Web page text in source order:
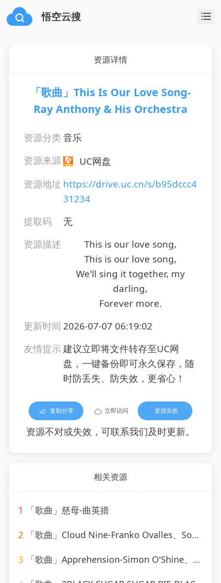
悟空云搜
资源详情
「歌曲」This Is Our Love Song-
Ray Anthony & His Orchestra
资源分类音乐
资源来源
UC网盘
资源地址 https://drive.uc.cn/s/b95dccc4
31234
提取码
无
资源描述
This is our love song,
This is our love song,
We'll sing it together, my
darling,
Forever more.
更新时间 2026-07-07 06:19:02
友情提示建议立即将文件转存至UC网
盘，一键备份即可永久保存，随
时防丢失、防失效，更省心！
复制分享 立即访问 资源失效
资源不对或失效，可联系我们及时更新。
相关资源
1 「歌曲」慈母-曲英措
2 「歌曲」Cloud Nine-Franko Ovalles、Sovereignty_20260806_094034
3 「歌曲」Apprehension-Simon O'Shine、Sergey Nevone